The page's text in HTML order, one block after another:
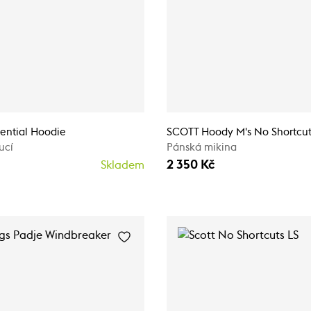
Hoodie
Skladem
SCOTT Hoody M's No
Pánská mikina
2 350 Kč